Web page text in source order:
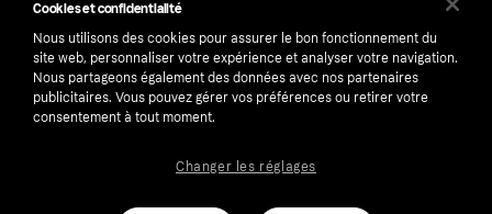
number: 556737-0431
Cookies et confidentialité
Nous utilisons des cookies pour assurer le bon fonctionnement du
site web, personnaliser votre expérience et analyser votre navigation.
Nous partageons également des données avec nos partenaires
publicitaires. Vous pouvez gérer vos préférences ou retirer votre
consentement à tout moment.
Changer les réglages